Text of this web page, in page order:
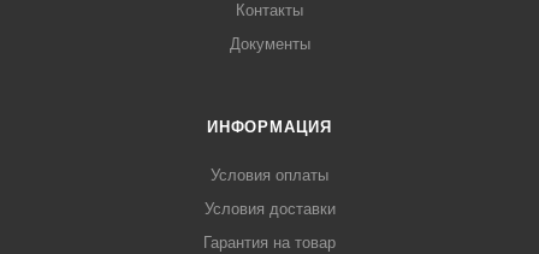
Контакты
Документы
ИНФОРМАЦИЯ
Условия оплаты
Условия доставки
Гарантия на товар